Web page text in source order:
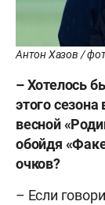
Антон Хазов /
–Хотелось
этого
весной
обойдя
очков?
– Если